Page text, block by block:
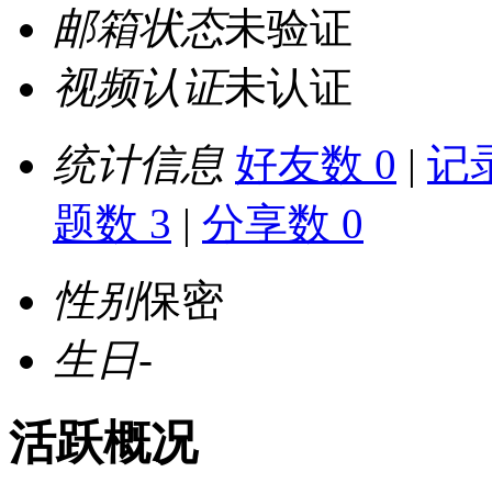
邮箱状态未验证
视频认证未认证
统计信息 好友数 0 | 记
题数 3 | 分享数 0
性别保密
生日-
活跃概况